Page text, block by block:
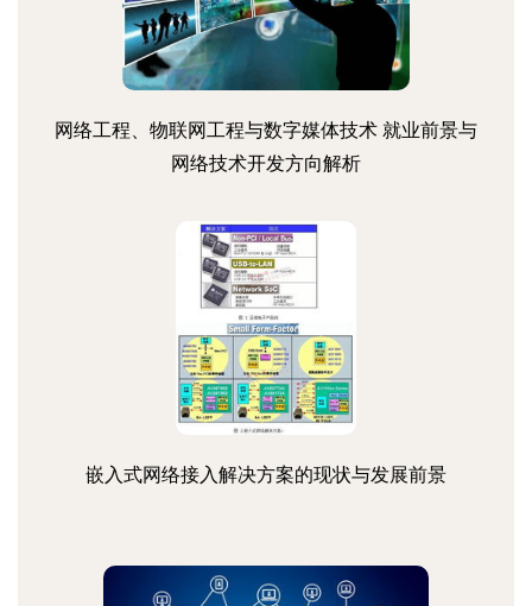
网络工程、物联网工程与数字媒体技术 就业前景与
网络技术开发方向解析
嵌入式网络接入解决方案的现状与发展前景